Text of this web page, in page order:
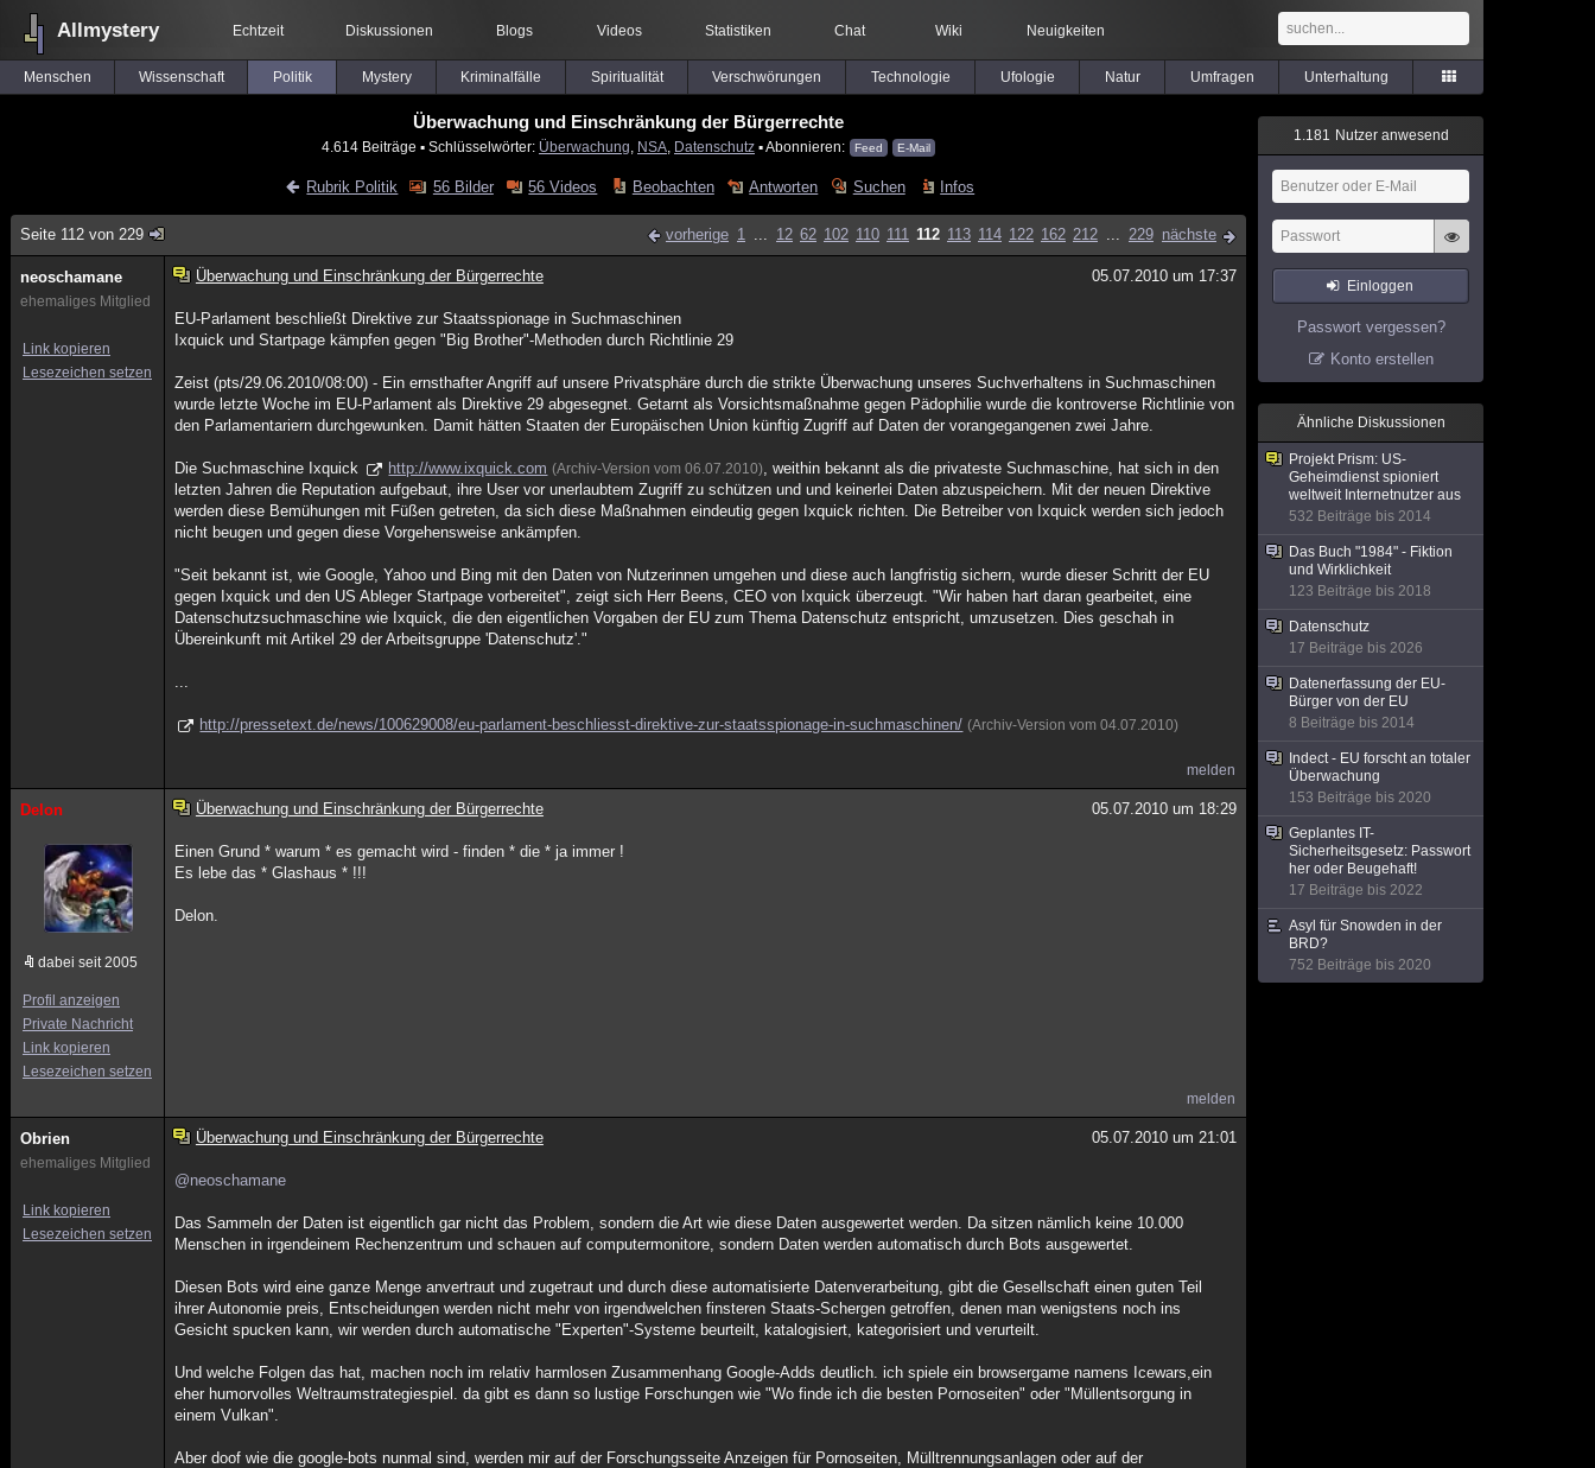
Allmystery Echtzeit Diskussionen Blogs Videos Statistiken Chat Wiki Neuigkeiten
Menschen Wissenschaft Politik Mystery Kriminalfälle Spiritualität Verschwörungen Technologie Ufologie Natur Umfragen Unterhaltung
Überwachung und Einschränkung der Bürgerrechte
4.614 Beiträge ▪ Schlüsselwörter: Überwachung NSA Datenschutz ▪ Abonnieren: Feed E-Mail
Rubrik Politik 56 Bilder 56 Videos Beobachten Antworten Suchen Infos
Seite 112 von 229 vorherige 1 ... 12 62 102 110 111 112 113 114 122 162 212 ... 229 nächste
neoschamane
ehemaliges Mitglied
Link kopieren
Lesezeichen setzen
Überwachung und Einschränkung der Bürgerrechte 05.07.2010 um 17:37
EU-Parlament beschließt Direktive zur Staatsspionage in Suchmaschinen
Ixquick und Startpage kämpfen gegen "Big Brother"-Methoden durch Richtlinie 29
Zeist (pts/29.06.2010/08:00) - Ein ernsthafter Angriff auf unsere Privatsphäre durch die strikte Überwachung unseres Suchverhaltens in Suchmaschinen
wurde letzte Woche im EU-Parlament als Direktive 29 abgesegnet. Getarnt als Vorsichtsmaßnahme gegen Pädophilie wurde die kontroverse Richtlinie von
den Parlamentariern durchgewunken. Damit hätten Staaten der Europäischen Union künftig Zugriff auf Daten der vorangegangenen zwei Jahre.
Die Suchmaschine Ixquick http://www.ixquick.com (Archiv-Version vom 06.07.2010), weithin bekannt als die privateste Suchmaschine, hat sich in den
letzten Jahren die Reputation aufgebaut, ihre User vor unerlaubtem Zugriff zu schützen und und keinerlei Daten abzuspeichern. Mit der neuen Direktive
werden diese Bemühungen mit Füßen getreten, da sich diese Maßnahmen eindeutig gegen Ixquick richten. Die Betreiber von Ixquick werden sich jedoch
nicht beugen und gegen diese Vorgehensweise ankämpfen.
"Seit bekannt ist, wie Google, Yahoo und Bing mit den Daten von Nutzerinnen umgehen und diese auch langfristig sichern, wurde dieser Schritt der EU
gegen Ixquick und den US Ableger Startpage vorbereitet", zeigt sich Herr Beens, CEO von Ixquick überzeugt. "Wir haben hart daran gearbeitet, eine
Datenschutzsuchmaschine wie Ixquick, die den eigentlichen Vorgaben der EU zum Thema Datenschutz entspricht, umzusetzen. Dies geschah in
Übereinkunft mit Artikel 29 der Arbeitsgruppe 'Datenschutz'."
...
http://pressetext.de/news/100629008/eu-parlament-beschliesst-direktive-zur-staatsspionage-in-suchmaschinen/ (Archiv-Version vom 04.07.2010)
melden
Delon
dabei seit 2005
Profil anzeigen
Private Nachricht
Link kopieren
Lesezeichen setzen
Überwachung und Einschränkung der Bürgerrechte 05.07.2010 um 18:29
Einen Grund * warum * es gemacht wird - finden * die * ja immer !
Es lebe das * Glashaus * !!!
Delon.
melden
Obrien
ehemaliges Mitglied
Link kopieren
Lesezeichen setzen
Überwachung und Einschränkung der Bürgerrechte 05.07.2010 um 21:01
@neoschamane
Das Sammeln der Daten ist eigentlich gar nicht das Problem, sondern die Art wie diese Daten ausgewertet werden. Da sitzen nämlich keine 10.000
Menschen in irgendeinem Rechenzentrum und schauen auf computermonitore, sondern Daten werden automatisch durch Bots ausgewertet.
Diesen Bots wird eine ganze Menge anvertraut und zugetraut und durch diese automatisierte Datenverarbeitung, gibt die Gesellschaft einen guten Teil
ihrer Autonomie preis, Entscheidungen werden nicht mehr von irgendwelchen finsteren Staats-Schergen getroffen, denen man wenigstens noch ins
Gesicht spucken kann, wir werden durch automatische "Experten"-Systeme beurteilt, katalogisiert, kategorisiert und verurteilt.
Und welche Folgen das hat, machen noch im relativ harmlosen Zusammenhang Google-Adds deutlich. ich spiele ein browsergame namens Icewars,ein
eher humorvolles Weltraumstrategiespiel. da gibt es dann so lustige Forschungen wie "Wo finde ich die besten Pornoseiten" oder "Müllentsorgung in
einem Vulkan".
Aber doof wie die google-bots nunmal sind, werden mir auf der Forschungsseite Anzeigen für Pornoseiten, Mülltrennungsanlagen oder auf der
1.181 Nutzer anwesend
Einloggen
Passwort vergessen?
Konto erstellen
Ähnliche Diskussionen
Projekt Prism: US-
Geheimdienst spioniert
weltweit Internetnutzer aus
532 Beiträge bis 2014
Das Buch "1984" - Fiktion
und Wirklichkeit
123 Beiträge bis 2018
Datenschutz
17 Beiträge bis 2026
Datenerfassung der EU-
Bürger von der EU
8 Beiträge bis 2014
Indect - EU forscht an totaler
Überwachung
153 Beiträge bis 2020
Geplantes IT-
Sicherheitsgesetz: Passwort
her oder Beugehaft!
17 Beiträge bis 2022
Asyl für Snowden in der
BRD?
752 Beiträge bis 2020